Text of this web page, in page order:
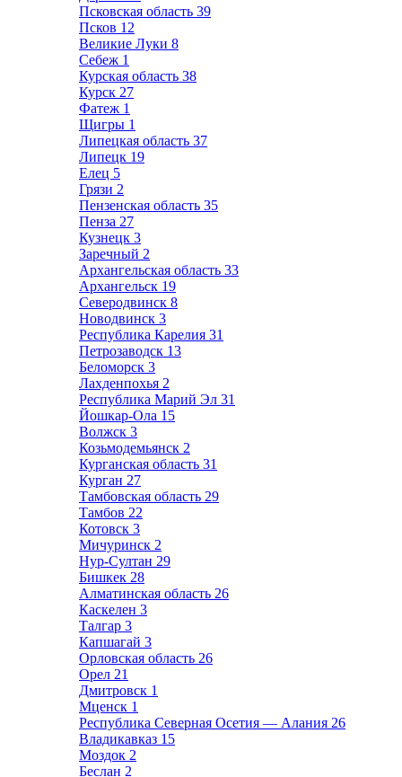
Псковская область 39
Псков 12
Великие Луки 8
Себеж 1
Курская область 38
Курск 27
Фатеж 1
Щигры 1
Липецкая область 37
Липецк 19
Елец 5
Грязи 2
Пензенская область 35
Пенза 27
Кузнецк 3
Заречный 2
Архангельская область 33
Архангельск 19
Северодвинск 8
Новодвинск 3
Республика Карелия 31
Петрозаводск 13
Беломорск 3
Лахденпохья 2
Республика Марий Эл 31
Йошкар-Ола 15
Волжск 3
Козьмодемьянск 2
Курганская область 31
Курган 27
Тамбовская область 29
Тамбов 22
Котовск 3
Мичуринск 2
Нур-Султан 29
Бишкек 28
Алматинская область 26
Каскелен 3
Талгар 3
Капшагай 3
Орловская область 26
Орел 21
Дмитровск 1
Мценск 1
Республика Северная Осетия — Алания 26
Владикавказ 15
Моздок 2
Беслан 2